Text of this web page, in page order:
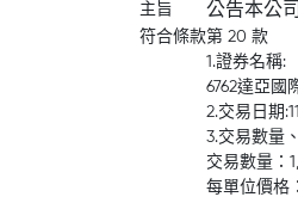
主旨
公告本公
符合條款第 20 款
1.證券名稱:
6762達亞國
2.交易日期
3.交易數量
交易數量：
每單位價格